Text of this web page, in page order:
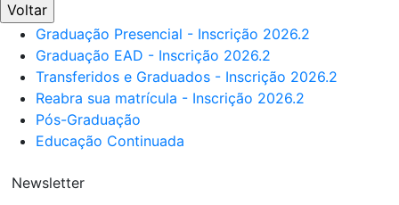
Voltar
Graduação Presencial - Inscrição 2026.2
Graduação EAD - Inscrição 2026.2
Transferidos e Graduados - Inscrição 2026.2
Reabra sua matrícula - Inscrição 2026.2
Pós-Graduação
Educação Continuada
Newsletter